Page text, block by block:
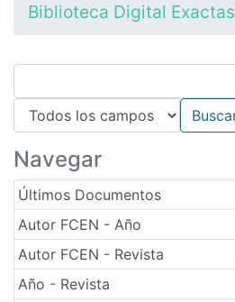
Biblioteca Digital Exactas
Navegar
Últimos Documentos
Autor FCEN - Año
Autor FCEN - Revista
Año - Revista